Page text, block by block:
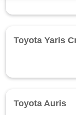
Toyota Yaris
Toyota Auris